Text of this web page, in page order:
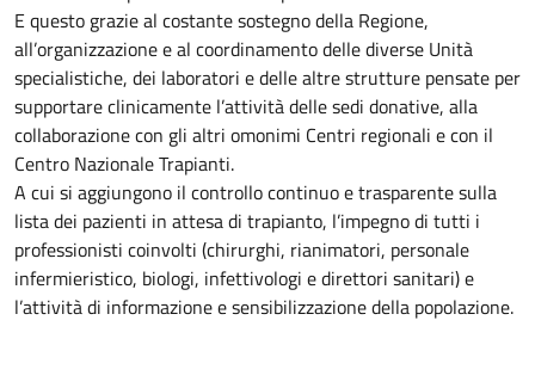
E questo grazie al costante sostegno della Regione,
all’organizzazione e al coordinamento delle diverse Unità
specialistiche, dei laboratori e delle altre strutture pensate per
supportare clinicamente l’attività delle sedi donative, alla
collaborazione con gli altri omonimi Centri regionali e con il
Centro Nazionale Trapianti.
A cui si aggiungono il controllo continuo e trasparente sulla
lista dei pazienti in attesa di trapianto, l’impegno di tutti i
professionisti coinvolti (chirurghi, rianimatori, personale
infermieristico, biologi, infettivologi e direttori sanitari) e
l’attività di informazione e sensibilizzazione della popolazione.